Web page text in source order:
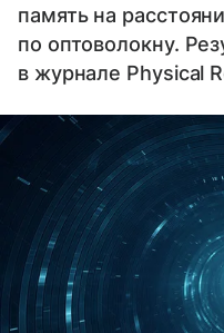
память на
по оптоволокну.
в журнале Physical